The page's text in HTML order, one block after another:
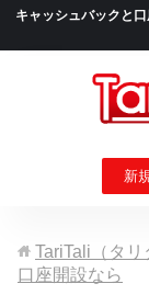
キャッシュバックと
新
TariTali（タ
口座開設なら